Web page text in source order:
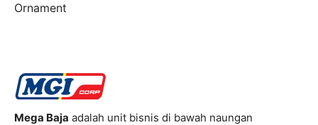
Ornament
Mega Baja adalah unit bisnis di bawah naungan